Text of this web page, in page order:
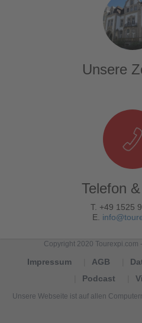
Unsere
Telefon
T. +49 1525
E.
Copyright 2020 Tourexpi.com
Impressum AGB
Podcast
Unsere Webseite ist auf allen